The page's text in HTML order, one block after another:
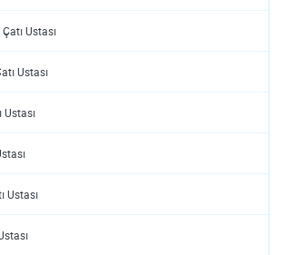
Ustası
Ustası
Ustası
Ustası